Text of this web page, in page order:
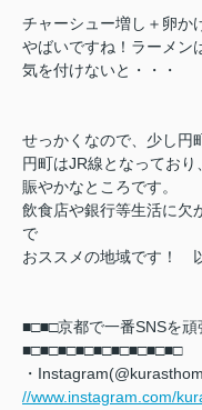
チャーシュー増し＋卵か
やばいですね！ラーメン
気を付けないと・・・
せっかくなので、少し円
円町はJR線となってお
賑やかなところです。
飲食店や銀行等生活に欠
で
おススメの地域です！
■□■□京都で一番SNSを
■□■□■□■□■□■□■□■□■□
・
//www.instagram.com/